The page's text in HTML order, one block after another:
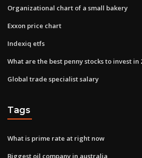
Organizational chart of a small bakery
Exxon price chart
Indexiq etfs
What are the best penny stocks to invest in
Global trade specialist salary
Tags
What is prime rate at right now
Biggest oil company in australia